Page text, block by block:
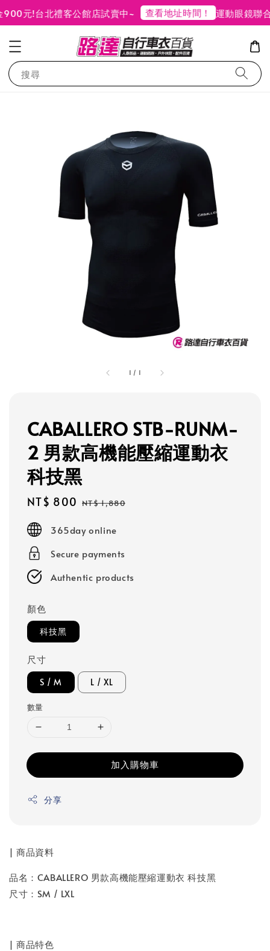
元!台北禮客公館店試賣中~ 查看地址時間！ 運動眼鏡聯合品
搜尋
1 / 1
CABALLERO STB-RUNM-
2 男款高機能壓縮運動衣
科技黑
Sale
NT$ 800 Regular
NT$ 1,880
365day online
Secure payments
Authentic products
顏色
科技黑
尺寸
S / M L / XL
數量
加入購物車
分享
| 商品資料
品名：CABALLERO 男款高機能壓縮運動衣 科技黑
尺寸：SM / LXL
| 商品特色